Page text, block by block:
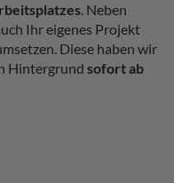
. Neben
Ihr eigenes Projekt
Diese haben wir
Hintergrund sofort ab